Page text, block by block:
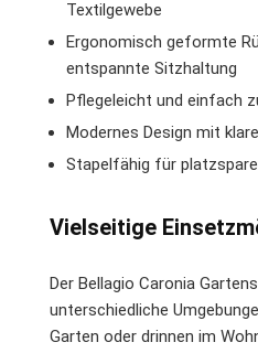
Textilgewebe
Ergonomisch geformte
entspannte Sitzhaltung
Pflegeleicht und einfach
Modernes Design mit
Stapelfähig für
Vielseitige
Der Bellagio Caronia
unterschiedliche
Garten oder drinnen im